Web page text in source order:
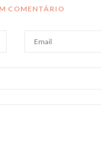
COMENTÁRIO